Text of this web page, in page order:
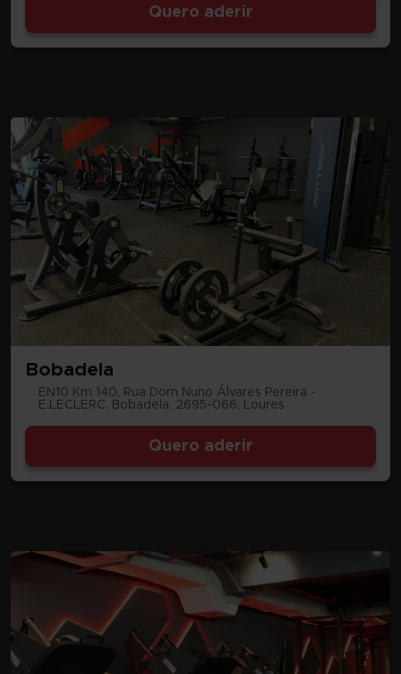
Quero aderir
Bobadela
EN10 Km 140, Rua Dom Nuno Álvares Pereira -
E.LECLERC, Bobadela, 2695-066, Loures
Quero aderir